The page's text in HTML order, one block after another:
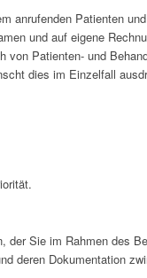
anrufenden Patienten
und auf eigene
von Patienten- und
dies im Einzelfall
der Sie im Rahmen des
deren Dokumentation